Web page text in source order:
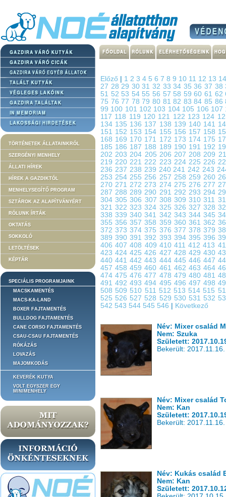
TÖRTÉNETEK ÁLLATAINKRÓL
SZERGÉNYI MENHELY
ÁLLATI HÍREK
HÍREK A GAZDIKTÓL
MENHELYSEGÍTŐ PROGRAM
SZTÁROK AZ ALAPÍTVÁNYÉRT
RÓLUNK ÍRTÁK
OKTATÁS
SOKKOLÓ
LETÖLTÉSEK
KÉPTÁR
SPECIÁLIS PROGRAMJAINK
MACSKAMENTÉS
MACS-KA-LAND
BOXER FAJTAMENTÉS
BULLDOG FAJTAMENTÉS
CANE CORSO FAJTAMENTÉS
CSAU-CSAU FAJTAMENTÉS
RÓKÁZÁS
LOVAZÁS
MAJOMKODÁS
KEVERÉK KUTYA
VOLT EGYSZER EGY
MINIMENHELY
Előző 1 2 3 4 5 6 7 8 9 10 11 12 13
27 2829 303132 3334 353637 38
51 52 53 54 55 56 57 58 596061 62
75 7677 787980 8182 838485 86
99 100 101 102 103 104 105 106 107
117 118 119 120 121 122 123 124
134 135 136 137 138 139 140 141
151 152 153 154 155 156 157 158
168 169 170 171 172 173 174 175
185 186 187 188 189 190 191 192
202203204 205 206 207208209
219220221222 223 224 225 226
236 237 238 239 240241242243
253254255256 257 258 259 260
270271272273 274 275 276 277
287288289290 291 292 293 294
304305306 307 308 309310311
321322323324 325 326 327 328
338339340341 342 343 344 345
355356357358 359 360 361 362
372373374375 376 377 378 379
389390391392 393 394 395 396
406407408 409 410 411412413
423424425426 427 428 429 430
440441442443 444 445 446 447
457458459460 461 462 463 464
474475476477 478 479 480 481
491492493494 495 496 497 498
508 509 510 511 512 513 514 515
525 526 527 528 529 530 531 532
542 543 544 545 546 Következő
Név: Mixer család
Nem: Szuka
Született:
Bekerült: 2017.11.16.
Név: Mixer család
Nem: Kan
Született:
Bekerült: 2017.11.16.
Név: Kukás család
Nem: Kan
Született: